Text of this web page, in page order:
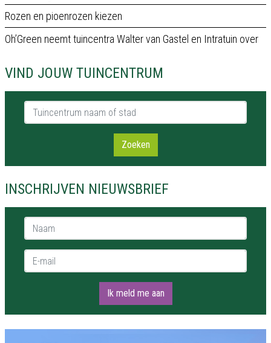
Rozen en pioenrozen kiezen
Oh’Green neemt tuincentra Walter van Gastel en Intratuin over
VIND JOUW TUINCENTRUM
Tuincentrum naam of stad
Zoeken
INSCHRIJVEN NIEUWSBRIEF
Naam *
E-mail *
Ik meld me aan